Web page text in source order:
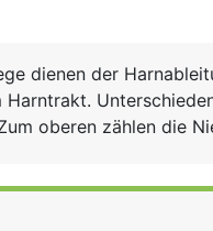
dienen der
Harntrakt.
oberen zählen die